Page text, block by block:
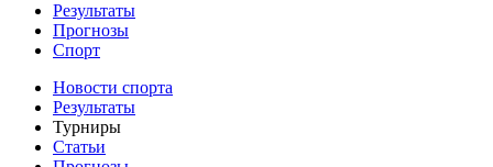
Результаты
Прогнозы
Спорт
Новости спорта
Результаты
Турниры
Статьи